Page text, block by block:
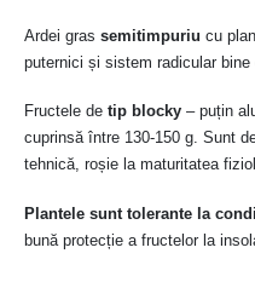
Ardei gras semitimpuriu cu
puternici și sistem radicular bine
Fructele de tip blocky – puțin
cuprinsă între 130-150 g. Sunt
tehnică, roșie la maturitatea
Plantele sunt tolerante la
bună protecție a fructelor la